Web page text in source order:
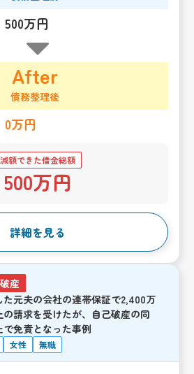
500万円
After
債務整理後
0万円
減額できた借金総額
500万円
詳細を見る
産
た元夫の会社の連帯保証で2,400万
の請求を受けたが、自己破産の同
で免責となった事例
女性 無職